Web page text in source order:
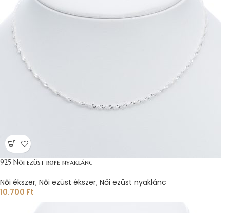
925 Női ezüst rope nyaklánc
Női ékszer, Női ezüst ékszer, Női ezüst nyaklánc
10.700 Ft